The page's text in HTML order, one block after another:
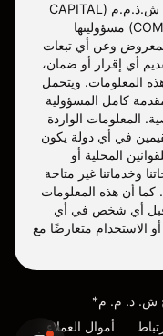
شركة كابيتال كوم مينا سيكيوريتيز تريدينج ش.ذ.م.م (CAPITAL
COM MENA SECURITIES TRADING L.L.C) مسؤوليتها
وعن أي تبعات
أي إقرار أو ضمان،
المعلومات. ويتحمل
كامل المسؤولية
المعلومات الواردة
في أي دولة يكون
المحلية أو
وخدماتنا غير متاحة
كما أن هذه المعلومات
قبل أي شخص في أي
أو الاستخدام متعارضًا مع
ش. ذ. م. م*
أموال العملاء